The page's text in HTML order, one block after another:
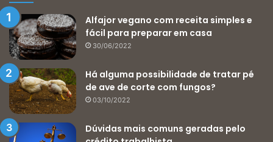
Alfajor vegano com receita simples e
fácil para preparar em casa
30/06/2022
Há alguma possibilidade de tratar pé
de ave de corte com fungos?
03/10/2022
Dúvidas mais comuns geradas pelo